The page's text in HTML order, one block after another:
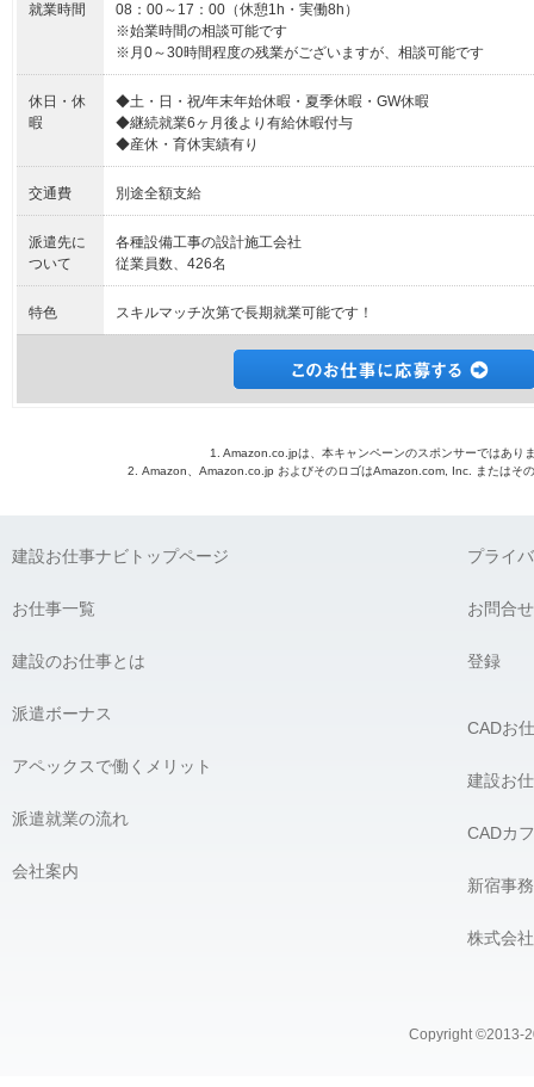
就業時間
08：00～17：00（休憩1h・実働8h）
※始業時間の相談可能です
※月0～30時間程度の残業がございますが、相談可能です
休日・休
暇
◆土・日・祝/年末年始休暇・夏季休暇・GW休暇
◆継続就業6ヶ月後より有給休暇付与
◆産休・育休実績有り
交通費 別途全額支給
派遣先に
ついて
各種設備工事の設計施工会社
従業員数、426名
特色 スキルマッチ次第で長期就業可能です！
1. Amazon.co.jpは、本キャンペーンのスポンサーではあり
2. Amazon、Amazon.co.jp およびそのロゴはAmazon.com, Inc. またはそ
建設お仕事ナビトップページ
お仕事一覧
建設のお仕事とは
派遣ボーナス
アペックスで働くメリット
派遣就業の流れ
会社案内
プライ
お問合せ
登録
CADお
建設お
CADカ
新宿事
株式会
Copyright ©2013-